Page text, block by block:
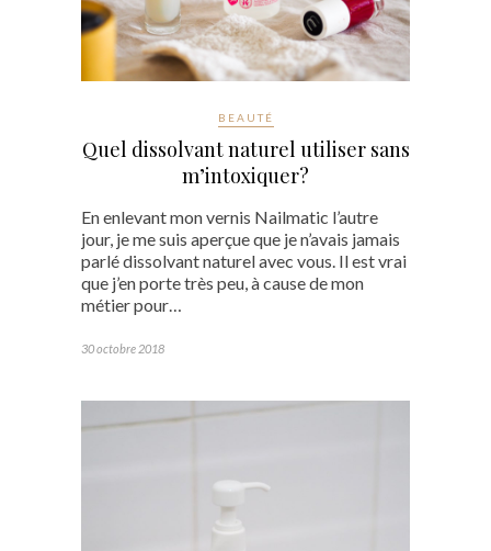
BEAUTÉ
Quel dissolvant naturel utiliser sans
m’intoxiquer?
En enlevant mon vernis Nailmatic l’autre
jour, je me suis aperçue que je n’avais jamais
parlé dissolvant naturel avec vous. Il est vrai
que j’en porte très peu, à cause de mon
métier pour…
30 octobre 2018